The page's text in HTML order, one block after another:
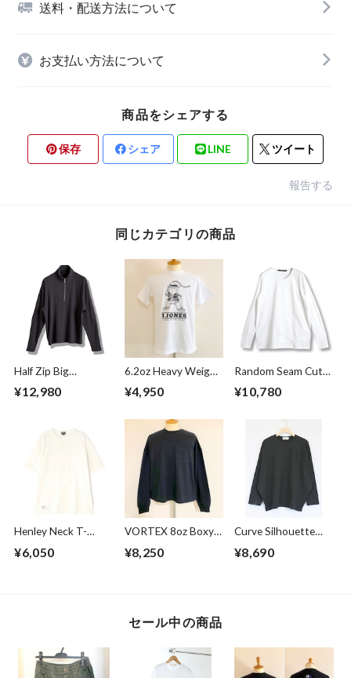
送料・配送方法について
お支払い方法について
商品をシェアする
保存 シェア LINE ツイート
報告する
同じカテゴリの商品
Half Zip Big
Pullover Gray
¥12,980
6.2oz Heavy Weight
T-shirts FRP-0038
¥4,950
Random Seam Cut
Off Crew Neck L/S
T-shirts White
¥10,780
Henley Neck T-
¥6,050
VORTEX 8oz Boxy
with with Glasses
¥8,250
Curve Silhouette
¥8,690
セール中の商品